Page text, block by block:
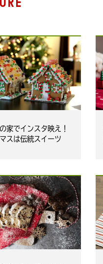
家でインスタ映え！
スは伝統スイーツ